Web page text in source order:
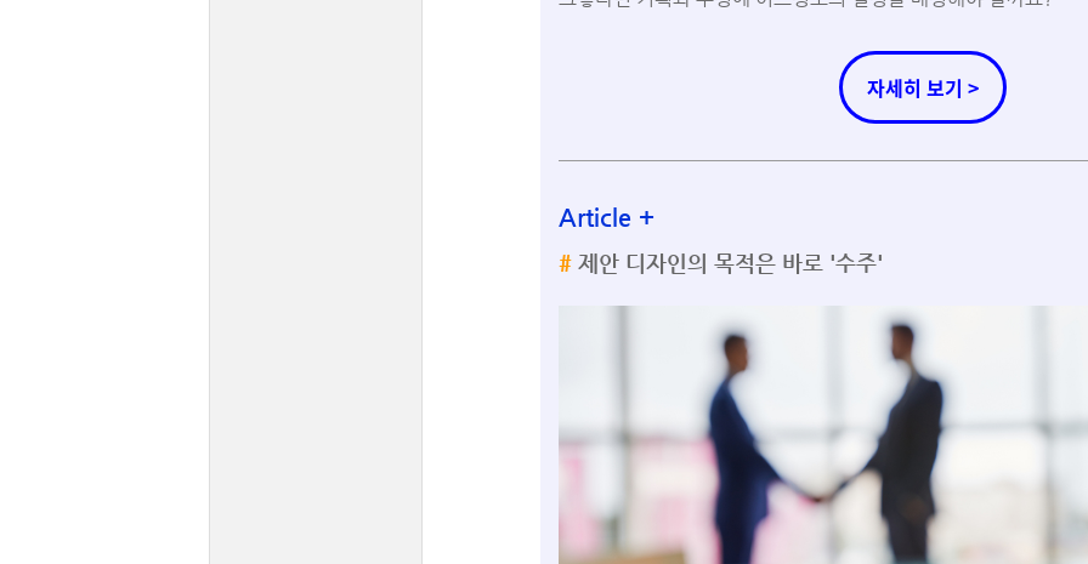
자세히 보기 >
Article +
#제안 디자인의 목적은 바로 '수주'